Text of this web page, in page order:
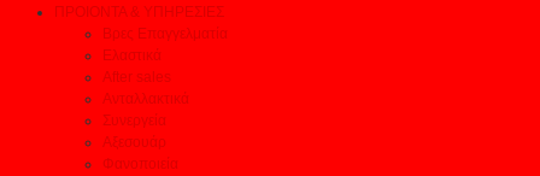
ΠΡΟΙΟΝΤΑ & ΥΠΗΡΕΣΙΕΣ
Βρες Επαγγελματία
Ελαστικά
After sales
Ανταλλακτικά
Συνεργεία
Αξεσουάρ
Φανοποιεία